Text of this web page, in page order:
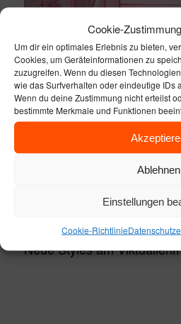
Cookie-
Um dir ein optimales Erlebnis zu bieten,
Cookies, um Geräteinformationen zu
zuzugreifen. Wenn du diesen
wie das Surfverhalten oder eindeutige IDs
Wenn du deine Zustimmung nicht erteilst
bestimmte Merkmale und Funktionen
Ablehnen
Einstellungen
Cookie-Richtlinie
CLASS OF
SHOWROOM
Neue Styles am